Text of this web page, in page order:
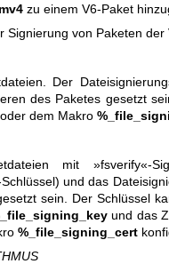
zu einem V6-Paket
Signierung von Paketen der
Der
des Paketes gesetzt
oder dem Makro
mit »fsverify«-
und das
sein. Der Schlüssel
und das
%_file_signing_cert